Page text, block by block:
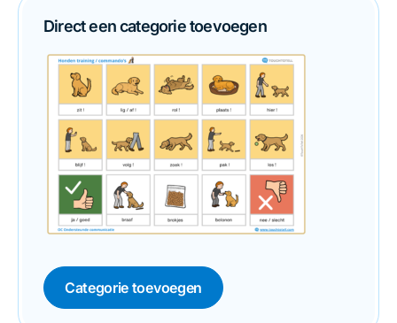
Direct een categorie toevoegen
Categorie toevoegen